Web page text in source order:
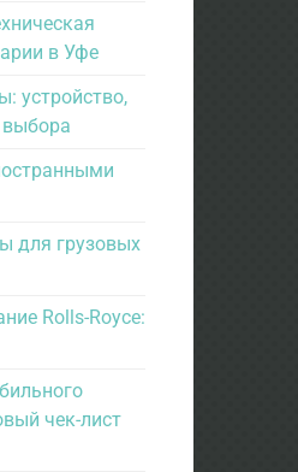
в Уфе
устройство,
для грузовых
Rolls-Royce:
чек-лист